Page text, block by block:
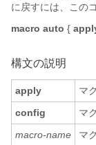
に戻すには、この
macro auto {
構文の説明
apply
マ
config
マ
macro-name
マ